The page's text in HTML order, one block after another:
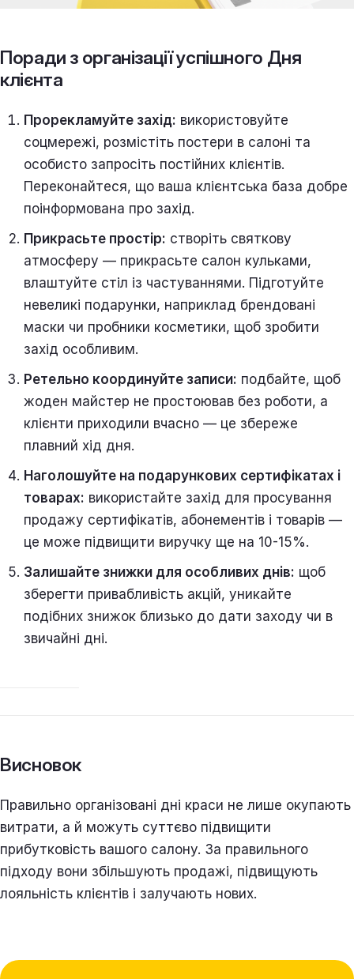
Поради з організації успішного Дня
клієнта
Прорекламуйте захід: використовуйте
соцмережі, розмістіть постери в салоні та
особисто запросіть постійних клієнтів.
Переконайтеся, що ваша клієнтська база добре
поінформована про захід.
Прикрасьте простір: створіть святкову
атмосферу — прикрасьте салон кульками,
влаштуйте стіл із частуваннями. Підготуйте
невеликі подарунки, наприклад брендовані
маски чи пробники косметики, щоб зробити
захід особливим.
Ретельно координуйте записи: подбайте, щоб
жоден майстер не простоював без роботи, а
клієнти приходили вчасно — це збереже
плавний хід дня.
Наголошуйте на подарункових сертифікатах і
товарах: використайте захід для просування
продажу сертифікатів, абонементів і товарів —
це може підвищити виручку ще на 10-15%.
Залишайте знижки для особливих днів: щоб
зберегти привабливість акцій, уникайте
подібних знижок близько до дати заходу чи в
звичайні дні.
Висновок
Правильно організовані дні краси не лише окупають
витрати, а й можуть суттєво підвищити
прибутковість вашого салону. За правильного
підходу вони збільшують продажі, підвищують
лояльність клієнтів і залучають нових.